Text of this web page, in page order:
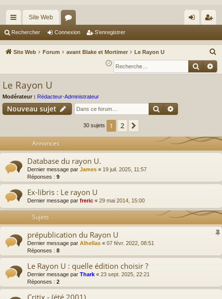
cc
ès
Site Web
or
u ne
xi
nr
eg
Rechercher Connexion S’enregistrer
Site Web Forum avant Blake et Mortimer Le Rayon U
e
c
e
r
Le Rayon U
Modérateur : Rédacteur-Administrateur
Nouveau sujet Rechercher
30 sujets 1 2
Annonces
Database du rayon U.
Dernier message par James « 19 juil. 2025, 11:57
Réponses : 9
Ex-libris : Le rayon U
Dernier message par freric « 29 mai 2014, 15:00
Sujets
prépublication du Rayon U
Dernier message par Alhellas « 07 févr. 2022, 08:51
Réponses : 8
Le Rayon U : quelle édition choisir ?
Dernier message par Thark « 23 sept. 2025, 22:21
Réponses : 2
Critix - (été 2001)